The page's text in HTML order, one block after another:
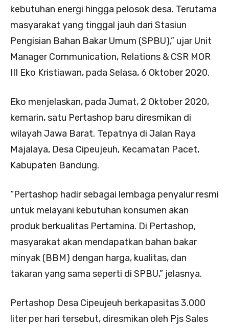
kebutuhan energi hingga pelosok desa. Terutama
masyarakat yang tinggal jauh dari Stasiun
Pengisian Bahan Bakar Umum (SPBU),” ujar Unit
Manager Communication, Relations & CSR MOR
III Eko Kristiawan, pada Selasa, 6 Oktober 2020.
Eko menjelaskan, pada Jumat, 2 Oktober 2020,
kemarin, satu Pertashop baru diresmikan di
wilayah Jawa Barat. Tepatnya di Jalan Raya
Majalaya, Desa Cipeujeuh, Kecamatan Pacet,
Kabupaten Bandung.
“Pertashop hadir sebagai lembaga penyalur resmi
untuk melayani kebutuhan konsumen akan
produk berkualitas Pertamina. Di Pertashop,
masyarakat akan mendapatkan bahan bakar
minyak (BBM) dengan harga, kualitas, dan
takaran yang sama seperti di SPBU,” jelasnya.
Pertashop Desa Cipeujeuh berkapasitas 3.000
liter per hari tersebut, diresmikan oleh Pjs Sales